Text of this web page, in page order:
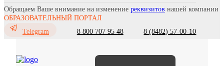
Обращаем Ваше внимание на изменение реквизитов нашей компании
ОБРАЗОВАТЕЛЬНЫЙ ПОРТАЛ
Telegram
8 800 707 95 48 8 (8482) 57-00-10